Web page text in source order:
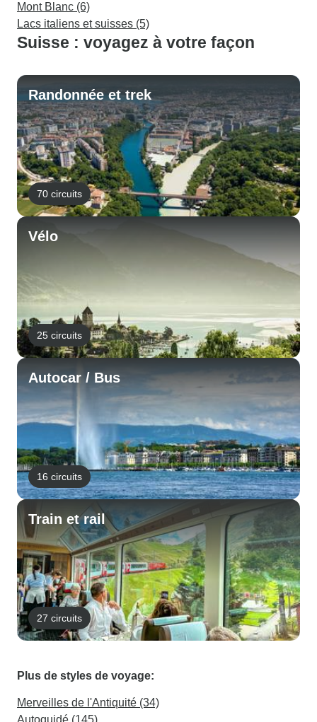
Mont Blanc (6)
Lacs italiens et suisses (5)
Suisse : voyagez à votre façon
Randonnée et trek
70 circuits
Vélo
25 circuits
Autocar / Bus
16 circuits
Train et rail
27 circuits
Plus de styles de voyage:
Merveilles de l'Antiquité (34)
Autoguidé (145)